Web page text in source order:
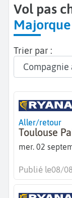
Vol pas
Majorque
Trier par :
Aller/retour
Toulouse
mer. 02
Publié le08/